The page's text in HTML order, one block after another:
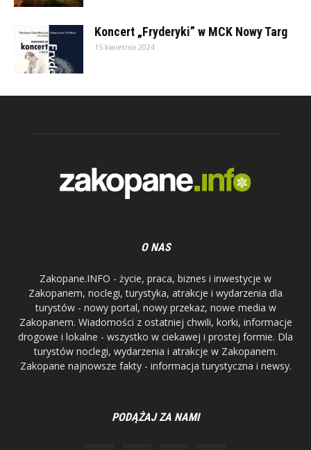
Koncert „Fryderyki” w MCK Nowy Targ
15 kwietnia 2024
O NAS
Zakopane.INFO - życie, praca, biznes i inwestycje w
Zakopanem, noclegi, turystyka, atrakcje i wydarzenia dla
turystów - nowy portal, nowy przekaz, nowe media w
Zakopanem. Wiadomości z ostatniej chwili, korki, informacje
drogowe i lokalne - wszystko w ciekawej i prostej formie. Dla
turystów noclegi, wydarzenia i atrakcje w Zakopanem.
Zakopane najnowsze fakty - informacja turystyczna i newsy.
PODĄŻAJ ZA NAMI